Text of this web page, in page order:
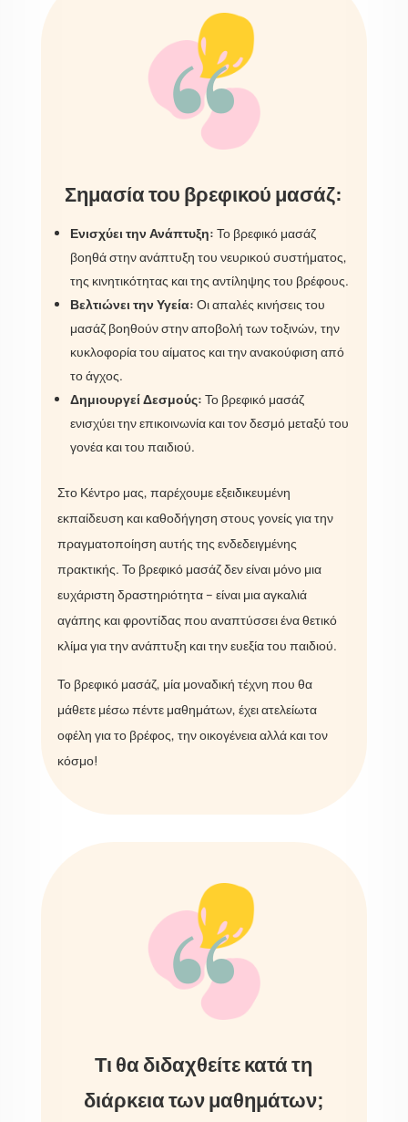
“
Σημασία του βρεφικού μασάζ:
Ενισχύει την Ανάπτυξη: Το βρεφικό μασάζ
βοηθά στην ανάπτυξη του νευρικού συστήματος,
της κινητικότητας και της αντίληψης του βρέφους.
Βελτιώνει την Υγεία: Οι απαλές κινήσεις του
μασάζ βοηθούν στην αποβολή των τοξινών, την
κυκλοφορία του αίματος και την ανακούφιση από
το άγχος.
Δημιουργεί Δεσμούς: Το βρεφικό μασάζ
ενισχύει την επικοινωνία και τον δεσμό μεταξύ του
γονέα και του παιδιού.
Στο Κέντρο μας, παρέχουμε εξειδικευμένη
εκπαίδευση και καθοδήγηση στους γονείς για την
πραγματοποίηση αυτής της ενδεδειγμένης
πρακτικής. Το βρεφικό μασάζ δεν είναι μόνο μια
ευχάριστη δραστηριότητα – είναι μια αγκαλιά
αγάπης και φροντίδας που αναπτύσσει ένα θετικό
κλίμα για την ανάπτυξη και την ευεξία του παιδιού.
Το βρεφικό μασάζ, μία μοναδική τέχνη που θα
μάθετε μέσω πέντε μαθημάτων, έχει ατελείωτα
οφέλη για το βρέφος, την οικογένεια αλλά και τον
κόσμο!
“
Τι θα διδαχθείτε κατά τη
διάρκεια των μαθημάτων;